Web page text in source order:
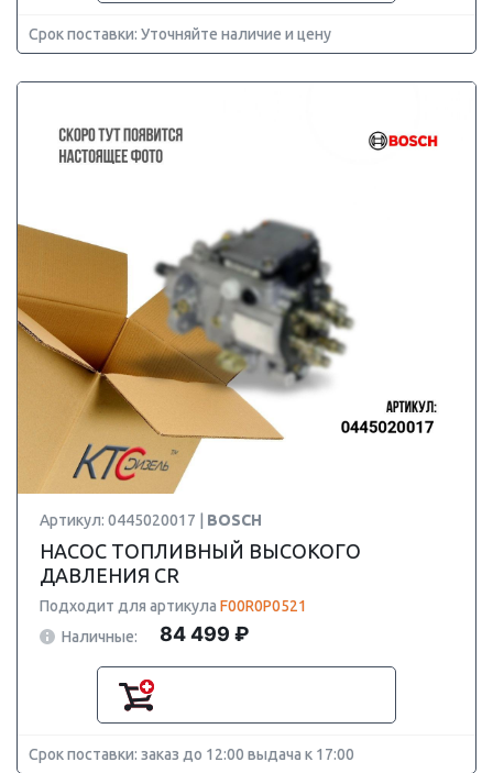
Срок поставки: Уточняйте наличие и цену
Артикул: 0445020017 | BOSCH
НАСОС ТОПЛИВНЫЙ ВЫСОКОГО
ДАВЛЕНИЯ CR
Подходит для артикула F00R0P0521
Наличные:
84 499 ₽
Срок поставки: заказ до 12:00 выдача к 17:00